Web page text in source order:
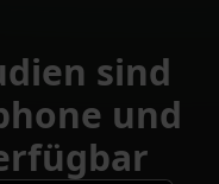
sind
und